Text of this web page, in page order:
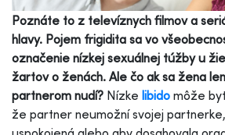
Poznáte to z televíznych filmov a
hlavy. Pojem frigidita sa vo
označenie nízkej sexuálnej túžby u
žartov o ženách. Ale čo ak sa žena
partnerom nudí? Nízke libido môže
že partner neumožní svojej